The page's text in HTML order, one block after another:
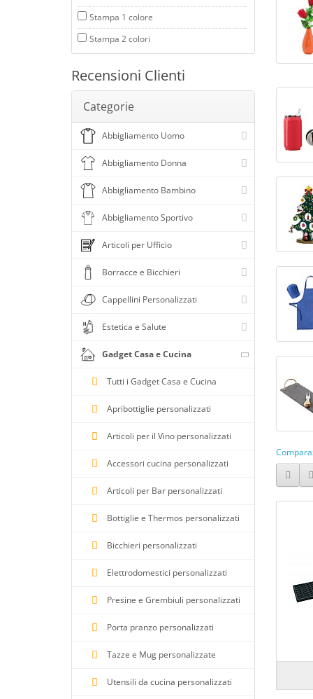
Colore bianco trasparente
Colore bianco/blu
Colore bianco/rosso
Colore blu
Colore blu chiaro
Colore blu marino
Colore blu navy
Colore blu scuro
Colore bordeaux
Colore celeste
Colore custom/multicolor
Colore fucsia
Colore giallo
Colore grigio
Colore grigio trasparente
Colore kaki
Colore misto
Colore multicolore
Colore naturale
Colore nero/bianco
Colore nero/rosso
Colore neutro
Stampa 1 colore
Stampa 2 colori
Stampa 4 colori
Stampa digitale
Sublimazione
Recensioni Clienti
Categorie
Abbigliamento Uomo
Abbigliamento Donna
Abbigliamento Bambino
Abbigliamento Sportivo
Articoli per Ufficio
Borracce e Bicchieri
Cappellini Personalizzati
Estetica e Salute
Gadget Casa e Cucina
Tutti i Gadget Casa e Cucina
Apribottiglie personalizzati
Articoli per il Vino personalizzati
Accessori cucina personalizzati
Articoli per Bar personalizzati
Bottiglie e Thermos personalizzati
Bicchieri personalizzati
Elettrodomestici personalizzati
Presine e Grembiuli personalizzati
Porta pranzo personalizzati
Tazze e Mug personalizzate
Utensili da cucina personalizzati